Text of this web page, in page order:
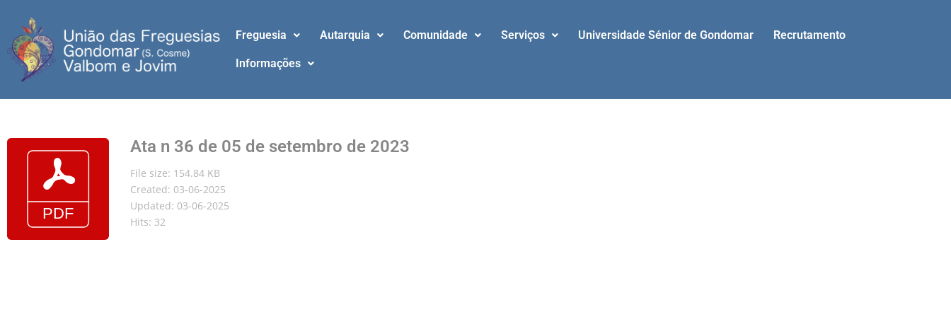
Freguesia Autarquia Comunidade Serviços Universidade Sénior de Gondomar Recrutamento
Informações
Ata n 36 de 05 de setembro de 2023
File size: 154.84 KB
Created: 03-06-2025
Updated: 03-06-2025
Hits: 32